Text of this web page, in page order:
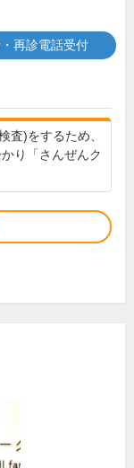
再診電話受付
査)をするため、
り「さんぜんク